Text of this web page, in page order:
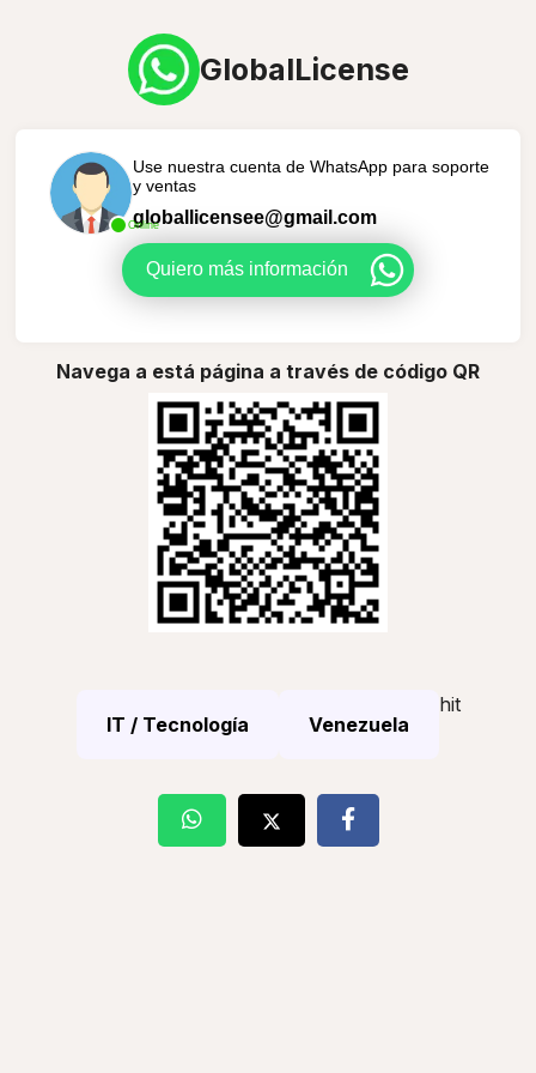
GlobalLicense
Online
Use nuestra cuenta de WhatsApp para soporte
y ventas
globallicensee@gmail.com
Quiero más información
Navega a está página a través de código QR
IT / Tecnología Venezuela
hit